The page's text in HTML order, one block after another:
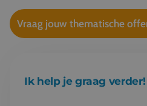
Vraag jouw thematische
Ik help je graag verder!